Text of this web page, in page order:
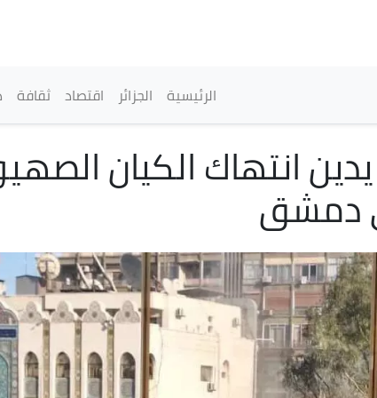
القائمة الرئيسية
الرئيسية الجزائر اقتصاد ثقافة
انتهاك الكيان
دمشق